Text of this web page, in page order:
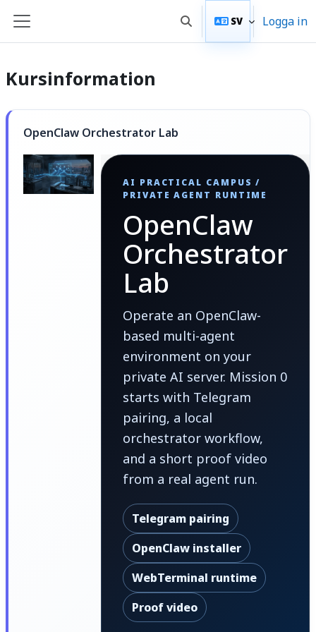
Sidopanel Växla sökinmatning
SV Logga in
Kursinformation
OpenClaw Orchestrator Lab
AI PRACTICAL CAMPUS /
PRIVATE AGENT RUNTIME
OpenClaw
Orchestrator
Lab
Operate an OpenClaw-
based multi-agent
environment on your
private AI server. Mission 0
starts with Telegram
pairing, a local
orchestrator workflow,
and a short proof video
from a real agent run.
Telegram pairing
OpenClaw installer
WebTerminal runtime
Proof video